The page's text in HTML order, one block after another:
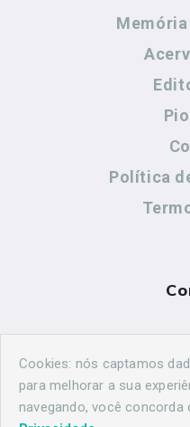
Memória
Política
Cookies: nós captamos
para melhorar a sua
navegando, você concorda